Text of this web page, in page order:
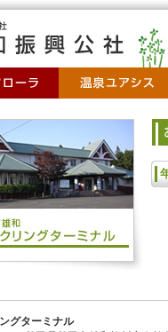
グターミナル